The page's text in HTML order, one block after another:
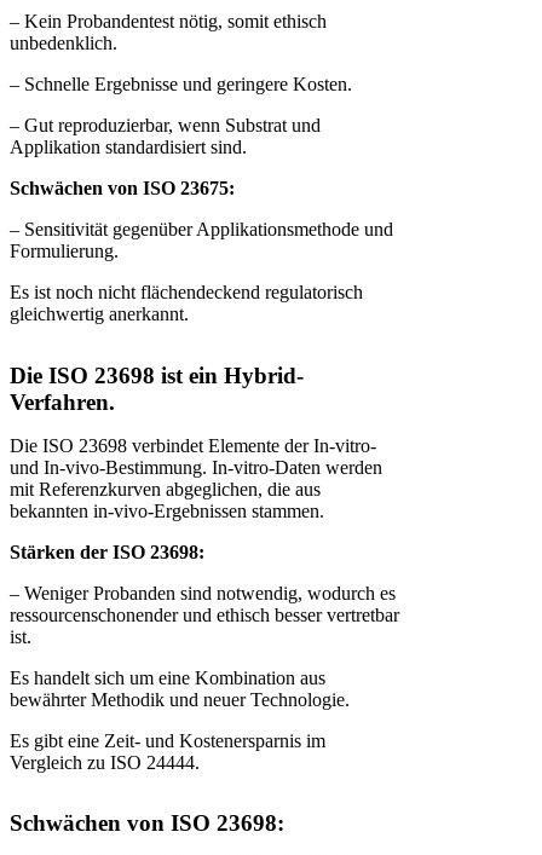
– Kein Probandentest nötig, somit ethisch
unbedenklich.
– Schnelle Ergebnisse und geringere Kosten.
– Gut reproduzierbar, wenn Substrat und
Applikation standardisiert sind.
Schwächen von ISO 23675:
– Sensitivität gegenüber Applikationsmethode und
Formulierung.
Es ist noch nicht flächendeckend regulatorisch
gleichwertig anerkannt.
Die ISO 23698 ist ein Hybrid-
Verfahren.
Die ISO 23698 verbindet Elemente der In-vitro-
und In-vivo-Bestimmung. In-vitro-Daten werden
mit Referenzkurven abgeglichen, die aus
bekannten in-vivo-Ergebnissen stammen.
Stärken der ISO 23698:
– Weniger Probanden sind notwendig, wodurch es
ressourcenschonender und ethisch besser vertretbar
ist.
Es handelt sich um eine Kombination aus
bewährter Methodik und neuer Technologie.
Es gibt eine Zeit- und Kostenersparnis im
Vergleich zu ISO 24444.
Schwächen von ISO 23698: